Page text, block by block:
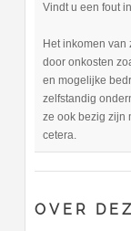
Vindt u een fout
Het inkomen van
door onkosten
en mogelijke
zelfstandig
ze ook bezig zijn
cetera.
OVER